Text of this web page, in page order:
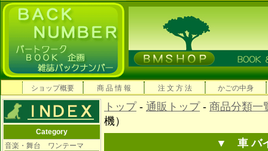
ショップ概要 商 品 情 報 注 文 方 法 かごの中身
Category
音楽・舞台 ワンテーマ
トップ- 通販トップ- 商品分類一
機）
▼ 車 バ